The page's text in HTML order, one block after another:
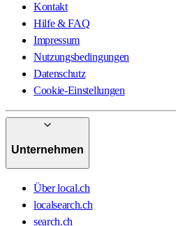
Kontakt
Hilfe & FAQ
Impressum
Nutzungsbedingungen
Datenschutz
Cookie-Einstellungen
Unternehmen
Über local.ch
localsearch.ch
search.ch